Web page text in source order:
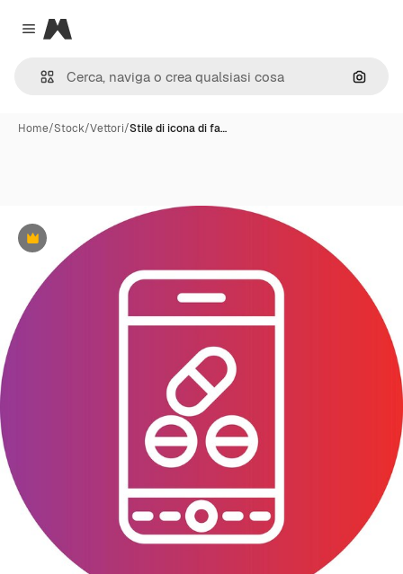
Close menu
Magnific
Cerca
Home/Stock/Vettori/Stile di icona di fa…
Premium